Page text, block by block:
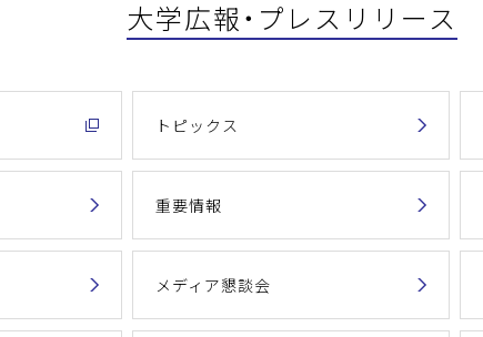
大学広報・プレスリリース
トピックス
重要情報
メディア懇談会